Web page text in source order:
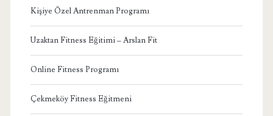
Kişiye Özel Antrenman Programı
Uzaktan Fitness Eğitimi – Arslan Fit
Online Fitness Programı
Çekmeköy Fitness Eğitmeni